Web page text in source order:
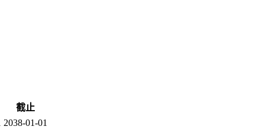
截止
2038-01-01